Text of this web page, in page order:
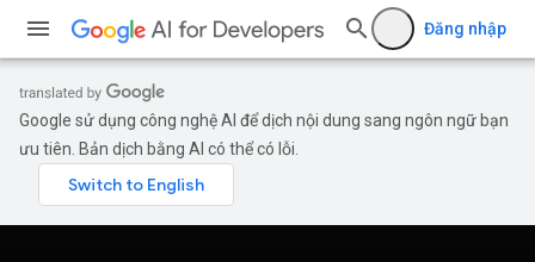
Đăng nhập
Google sử dụng công nghệ AI để dịch nội dung sang ngôn ngữ bạn
ưu tiên. Bản dịch bằng AI có thể có lỗi.